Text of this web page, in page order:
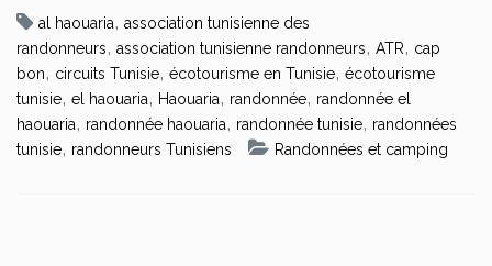
al haouaria, association tunisienne des
randonneurs, association tunisienne randonneurs, ATR, cap
bon, circuits Tunisie, écotourisme en Tunisie, écotourisme
tunisie, el haouaria, Haouaria, randonnée, randonnée el
haouaria, randonnée haouaria, randonnée tunisie, randonnées
tunisie, randonneurs Tunisiens Randonnées et camping